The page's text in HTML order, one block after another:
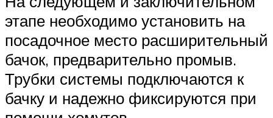
этапе необходимо установить на
посадочное место расширительный
бачок, предварительно промыв.
Трубки системы подключаются к
бачку и надежно фиксируются при